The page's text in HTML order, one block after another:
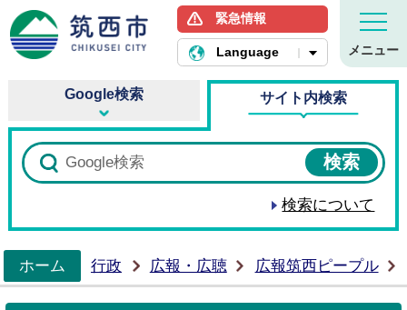
筑西市ホームページ
緊急情報
Language メニュー
Google検索 サイト内検索
検索について
ホーム
行政 広報・広聴 広報筑西ピープル